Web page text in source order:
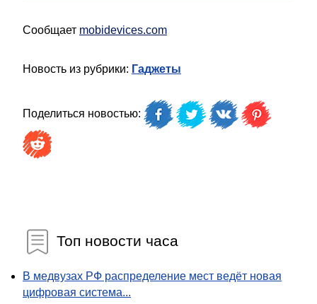
Сообщает mobidevices.com
Новость из рубрики: Гаджеты
Поделиться новостью:
Топ новости часа
В медвузах РФ распределение мест ведёт новая
цифровая система...